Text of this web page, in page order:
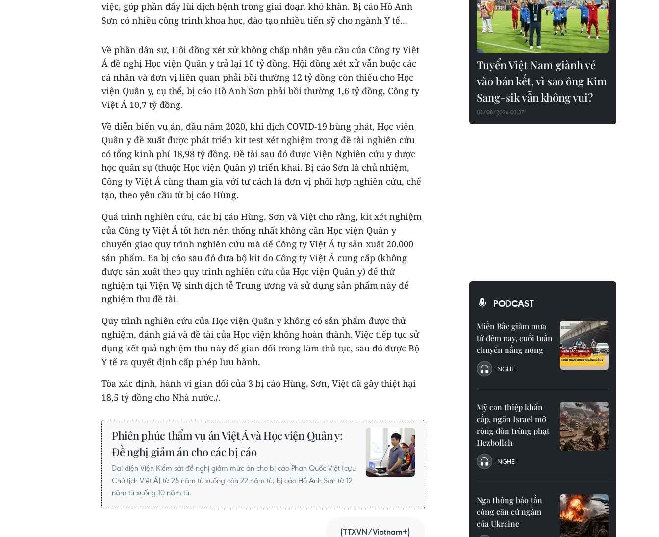
việc, góp phần đẩy lùi dịch bệnh trong giai đoạn khó khăn. Bị cáo Hồ Anh
Sơn có nhiều công trình khoa học, đào tạo nhiều tiến sỹ cho ngành Y tế...
Về phần dân sự, Hội đồng xét xử không chấp nhận yêu cầu của Công ty Việt
Á đề nghị Học viện Quân y trả lại 10 tỷ đồng. Hội đồng xét xử vẫn buộc các
cá nhân và đơn vị liên quan phải bồi thường 12 tỷ đồng còn thiếu cho Học
viện Quân y, cụ thể, bị cáo Hồ Anh Sơn phải bồi thường 1,6 tỷ đồng, Công ty
Việt Á 10,7 tỷ đồng.
Về diễn biến vụ án, đầu năm 2020, khi dịch COVID-19 bùng phát, Học viện
Quân y đề xuất được phát triển kit test xét nghiệm trong đề tài nghiên cứu
có tổng kinh phí 18,98 tỷ đồng. Đề tài sau đó được Viện Nghiên cứu y dược
học quân sự (thuộc Học viện Quân y) triển khai. Bị cáo Sơn là chủ nhiệm,
Công ty Việt Á cùng tham gia với tư cách là đơn vị phối hợp nghiên cứu, chế
tạo, theo yêu cầu từ bị cáo Hùng.
Quá trình nghiên cứu, các bị cáo Hùng, Sơn và Việt cho rằng, kit xét nghiệm
của Công ty Việt Á tốt hơn nên thống nhất không cần Học viện Quân y
chuyển giao quy trình nghiên cứu mà để Công ty Việt Á tự sản xuất 20.000
sản phẩm. Ba bị cáo sau đó đưa bộ kit do Công ty Việt Á cung cấp (không
được sản xuất theo quy trình nghiên cứu của Học viện Quân y) để thử
nghiệm tại Viện Vệ sinh dịch tễ Trung ương và sử dụng sản phẩm này để
nghiệm thu đề tài.
Quy trình nghiên cứu của Học viện Quân y không có sản phẩm được thử
nghiệm, đánh giá và đề tài của Học viện không hoàn thành. Việc tiếp tục sử
dụng kết quả nghiệm thu này để gian dối trong làm thủ tục, sau đó được Bộ
Y tế ra quyết định cấp phép lưu hành.
Tòa xác định, hành vi gian dối của 3 bị cáo Hùng, Sơn, Việt đã gây thiệt hại
18,5 tỷ đồng cho Nhà nước./.
Phiên phúc thẩm vụ án Việt Á và Học viện Quân y:
Đề nghị giảm án cho các bị cáo
Đại diện Viện Kiểm sát đề nghị giảm mức án cho bị cáo Phan Quốc Việt (cựu
Chủ tịch Việt Á) từ 25 năm tù xuống còn 22 năm tù; bị cáo Hồ Anh Sơn từ 12
năm tù xuống 10 năm tù.
(TTXVN/Vietnam+)
Tuyển Việt Nam giành vé
vào bán kết, vì sao ông Kim
Sang-sik vẫn không vui?
08/08/2026 03:37
PODCAST
Miền Bắc giảm mưa
từ đêm nay, cuối tuần
chuyển nắng nóng
NGHE
Mỹ can thiệp khẩn
cấp, ngăn Israel mở
rộng đòn trừng phạt
Hezbollah
NGHE
Nga thông báo tấn
công căn cứ ngầm
của Ukraine